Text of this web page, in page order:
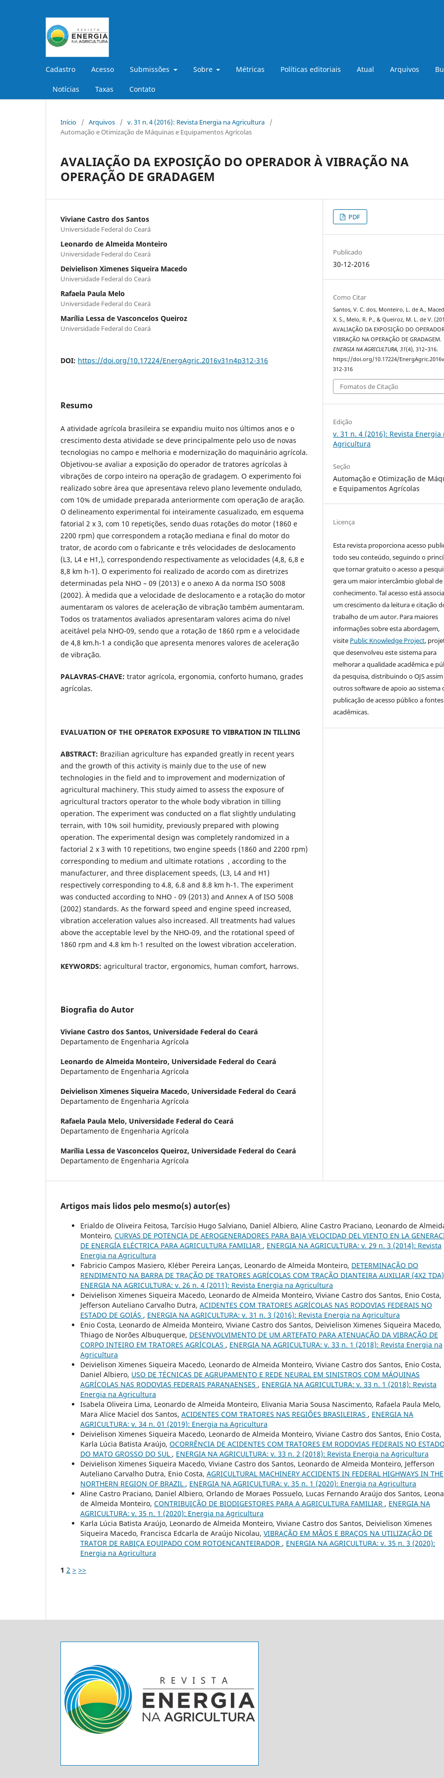
Cadastro Acesso Submissões Sobre Métricas Políticas editoriais Atual Arquivos
Notícias Taxas Contato
Início / Arquivos / v. 31 n. 4 (2016): Revista Energia na Agricultura
/
Automação e Otimização de Máquinas e Equipamentos Agrícolas
AVALIAÇÃO DA EXPOSIÇÃO DO OPERADOR À VIBRAÇÃO NA
OPERAÇÃO DE GRADAGEM
Viviane Castro dos Santos
Universidade Federal do Ceará
Leonardo de Almeida Monteiro
Universidade Federal do Ceará
Deivielison Ximenes Siqueira Macedo
Universidade Federal do Ceará
Rafaela Paula Melo
Universidade Federal do Ceará
Marília Lessa de Vasconcelos Queiroz
Universidade Federal do Ceará
DOI: https://doi.org/10.17224/EnergAgric.2016v31n4p312-316
Resumo
A atividade agrícola brasileira se expandiu muito nos últimos anos e o
crescimento desta atividade se deve principalmente pelo uso de novas
tecnologias no campo e melhoria e modernização do maquinário agrícola.
Objetivou-se avaliar a exposição do operador de tratores agrícolas à
vibrações de corpo inteiro na operação de gradagem. O experimento foi
realizado sobre área que apresentava relevo plano levemente ondulado,
com 10% de umidade preparada anteriormente com operação de aração.
O delineamento experimental foi inteiramente casualizado, em esquema
fatorial 2 x 3, com 10 repetições, sendo duas rotações do motor (1860 e
2200 rpm) que correspondem a rotação mediana e final do motor do
trator, de acordo com o fabricante e três velocidades de deslocamento
(L3, L4 e H1,), correspondendo respectivamente as velocidades (4,8, 6,8 e
8,8 km h-1). O experimento foi realizado de acordo com as diretrizes
determinadas pela NHO – 09 (2013) e o anexo A da norma ISO 5008
(2002). À medida que a velocidade de deslocamento e a rotação do motor
aumentaram os valores de aceleração de vibração também aumentaram.
Todos os tratamentos avaliados apresentaram valores acima do nível
aceitável pela NHO-09, sendo que a rotação de 1860 rpm e a velocidade
de 4,8 km.h-1 a condição que apresenta menores valores de aceleração
de vibração.
PALAVRAS-CHAVE: trator agrícola, ergonomia, conforto humano, grades
agrícolas.
EVALUATION OF THE OPERATOR EXPOSURE TO VIBRATION IN TILLING
ABSTRACT: Brazilian agriculture has expanded greatly in recent years
and the growth of this activity is mainly due to the use of new
technologies in the field and to improvement and modernization of
agricultural machinery. This study aimed to assess the exposure of
agricultural tractors operator to the whole body vibration in tilling
operation. The experiment was conducted on a flat slightly undulating
terrain, with 10% soil humidity, previously prepared with plowing
operation. The experimental design was completely randomized in a
factorial 2 x 3 with 10 repetitions, two engine speeds (1860 and 2200 rpm)
corresponding to medium and ultimate rotations , according to the
manufacturer, and three displacement speeds, (L3, L4 and H1)
respectively corresponding to 4.8, 6.8 and 8.8 km h-1. The experiment
was conducted according to NHO - 09 (2013) and Annex A of ISO 5008
(2002) standards. As the forward speed and engine speed increased,
vibration acceleration values also increased. All treatments had values
above the acceptable level by the NHO-09, and the rotational speed of
1860 rpm and 4.8 km h-1 resulted on the lowest vibration acceleration.
KEYWORDS: agricultural tractor, ergonomics, human comfort, harrows.
Biografia do Autor
Viviane Castro dos Santos, Universidade Federal do Ceará
Departamento de Engenharia Agrícola
Leonardo de Almeida Monteiro, Universidade Federal do Ceará
Departamento de Engenharia Agrícola
Deivielison Ximenes Siqueira Macedo, Universidade Federal do Ceará
Departamento de Engenharia Agrícola
Rafaela Paula Melo, Universidade Federal do Ceará
Departamento de Engenharia Agrícola
Marília Lessa de Vasconcelos Queiroz, Universidade Federal do Ceará
Departamento de Engenharia Agrícola
PDF
Publicado
30-12-2016
Como Citar
Santos, V. C. dos, Monteiro, L. de A.,
X. S., Melo, R. P., & Queiroz, M. L. de V.
AVALIAÇÃO DA EXPOSIÇÃO DO
VIBRAÇÃO NA OPERAÇÃO DE GRADAGEM.
ENERGIA NA AGRICULTURA,31(4), 312–316.
https://doi.org/10.17224/
312-316
Fomatos de Citação
Edição
v. 31 n. 4 (2016): Revista Energia
Agricultura
Seção
Automação e Otimização de
e Equipamentos Agrícolas
Licença
Esta revista proporciona acesso
todo seu conteúdo, seguindo o
que tornar gratuito o acesso a
gera um maior intercâmbio global de
conhecimento. Tal acesso está
um crescimento da leitura e citação
trabalho de um autor. Para maiores
informações sobre esta abordagem,
visite Public Knowledge Project,
que desenvolveu este sistema para
melhorar a qualidade acadêmica e
da pesquisa, distribuindo o OJS
outros software de apoio ao sistema
publicação de acesso público a fontes
acadêmicas.
Artigos mais lidos pelo mesmo(s) autor(es)
Erialdo de Oliveira Feitosa, Tarcísio Hugo Salviano, Daniel Albiero, Aline Castro Praciano, Leonardo de
Monteiro, CURVAS DE POTENCIA DE AEROGENERADORES PARA BAJA VELOCIDAD DEL VIENTO EN LA
DE ENERGÍA ELÉCTRICA PARA AGRICULTURA FAMILIAR , ENERGIA NA AGRICULTURA: v. 29 n. 3 (2014): Revista
Energia na Agricultura
Fabricio Campos Masiero, Kléber Pereira Lanças, Leonardo de Almeida Monteiro, DETERMINAÇÃO DO
RENDIMENTO NA BARRA DE TRAÇÃO DE TRATORES AGRÍCOLAS COM TRAÇÃO DIANTEIRA AUXILIAR (4X2 TDA)
ENERGIA NA AGRICULTURA: v. 26 n. 4 (2011): Revista Energia na Agricultura
Deivielison Ximenes Siqueira Macedo, Leonardo de Almeida Monteiro, Viviane Castro dos Santos, Enio Costa,
Jefferson Auteliano Carvalho Dutra, ACIDENTES COM TRATORES AGRÍCOLAS NAS RODOVIAS FEDERAIS NO
ESTADO DE GOIÁS , ENERGIA NA AGRICULTURA: v. 31 n. 3 (2016): Revista Energia na Agricultura
Enio Costa, Leonardo de Almeida Monteiro, Viviane Castro dos Santos, Deivielison Ximenes Siqueira Macedo,
Thiago de Norões Albuquerque, DESENVOLVIMENTO DE UM ARTEFATO PARA ATENUAÇÃO DA VIBRAÇÃO DE
CORPO INTEIRO EM TRATORES AGRÍCOLAS , ENERGIA NA AGRICULTURA: v. 33 n. 1 (2018): Revista Energia na
Agricultura
Deivielison Ximenes Siqueira Macedo, Leonardo de Almeida Monteiro, Viviane Castro dos Santos, Enio Costa,
Daniel Albiero, USO DE TÉCNICAS DE AGRUPAMENTO E REDE NEURAL EM SINISTROS COM MÁQUINAS
AGRÍCOLAS NAS RODOVIAS FEDERAIS PARANAENSES , ENERGIA NA AGRICULTURA: v. 33 n. 1 (2018): Revista
Energia na Agricultura
Isabela Oliveira Lima, Leonardo de Almeida Monteiro, Elivania Maria Sousa Nascimento, Rafaela Paula Melo,
Mara Alice Maciel dos Santos, ACIDENTES COM TRATORES NAS REGIÕES BRASILEIRAS , ENERGIA NA
AGRICULTURA: v. 34 n. 01 (2019): Energia na Agricultura
Deivielison Ximenes Siqueira Macedo, Leonardo de Almeida Monteiro, Viviane Castro dos Santos, Enio Costa,
Karla Lúcia Batista Araújo, OCORRÊNCIA DE ACIDENTES COM TRATORES EM RODOVIAS FEDERAIS NO ESTADO
DO MATO GROSSO DO SUL , ENERGIA NA AGRICULTURA: v. 33 n. 2 (2018): Revista Energia na Agricultura
Deivielison Ximenes Siqueira Macedo, Viviane Castro dos Santos, Leonardo de Almeida Monteiro, Jefferson
Auteliano Carvalho Dutra, Enio Costa, AGRICULTURAL MACHINERY ACCIDENTS IN FEDERAL HIGHWAYS IN THE
NORTHERN REGION OF BRAZIL , ENERGIA NA AGRICULTURA: v. 35 n. 1 (2020): Energia na Agricultura
Aline Castro Praciano, Daniel Albiero, Orlando de Moraes Possuelo, Lucas Fernando Araújo dos Santos,
de Almeida Monteiro, CONTRIBUIÇÃO DE BIODIGESTORES PARA A AGRICULTURA FAMILIAR , ENERGIA NA
AGRICULTURA: v. 35 n. 1 (2020): Energia na Agricultura
Karla Lúcia Batista Araújo, Leonardo de Almeida Monteiro, Viviane Castro dos Santos, Deivielison Ximenes
Siqueira Macedo, Francisca Edcarla de Araújo Nicolau, VIBRAÇÃO EM MÃOS E BRAÇOS NA UTILIZAÇÃO DE
TRATOR DE RABIÇA EQUIPADO COM ROTOENCANTEIRADOR , ENERGIA NA AGRICULTURA: v. 35 n. 3 (2020):
Energia na Agricultura
1 2 > >>